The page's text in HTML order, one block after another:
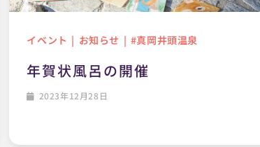
イベント お知らせ #真岡井頭温泉
年賀状風呂の開催
2023年12月28日